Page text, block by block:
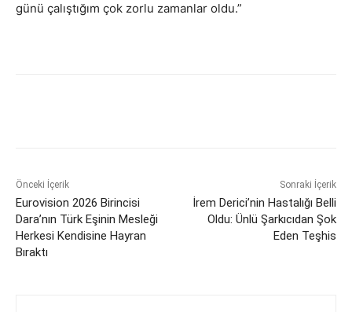
günü çalıştığım çok zorlu zamanlar oldu.”
Önceki İçerik
Eurovision 2026 Birincisi
Dara’nın Türk Eşinin Mesleği
Herkesi Kendisine Hayran
Bıraktı
Sonraki İçerik
İrem Derici’nin Hastalığı Belli
Oldu: Ünlü Şarkıcıdan Şok
Eden Teşhis